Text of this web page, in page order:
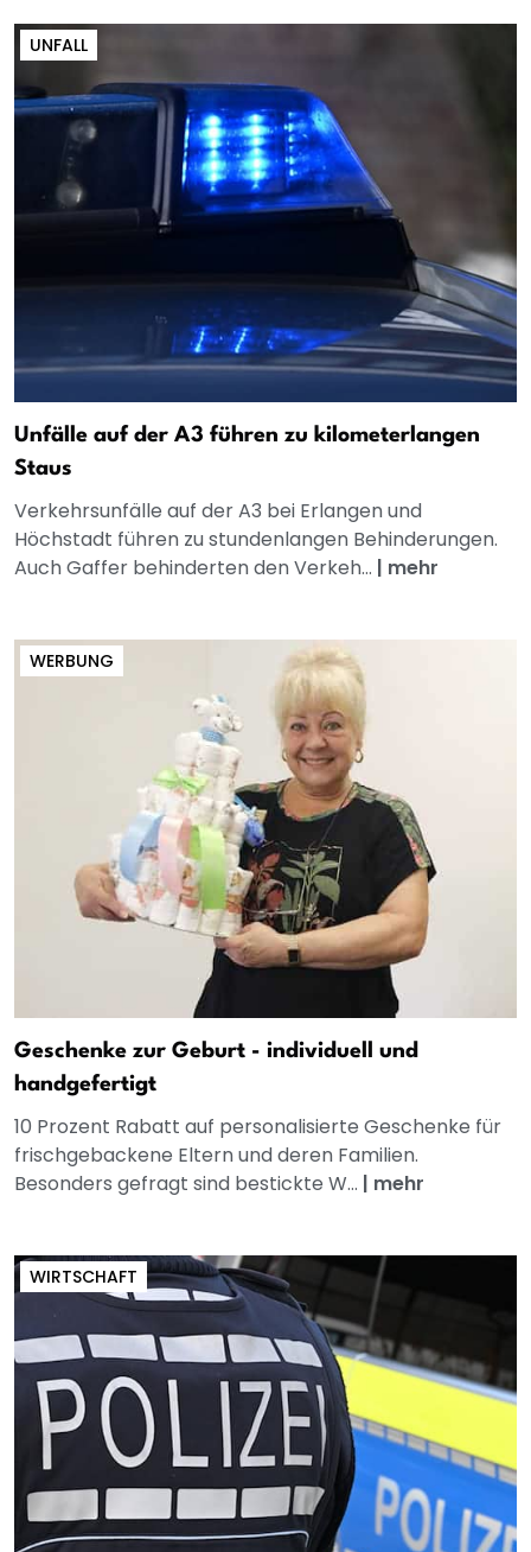
UNFALL
Unfälle auf der A3 führen zu kilometerlangen
Staus
Verkehrsunfälle auf der A3 bei Erlangen und
Höchstadt führen zu stundenlangen Behinderungen.
Auch Gaffer behinderten den Verkeh... | mehr
WERBUNG
Geschenke zur Geburt - individuell und
handgefertigt
10 Prozent Rabatt auf personalisierte Geschenke für
frischgebackene Eltern und deren Familien.
Besonders gefragt sind bestickte W... | mehr
WIRTSCHAFT